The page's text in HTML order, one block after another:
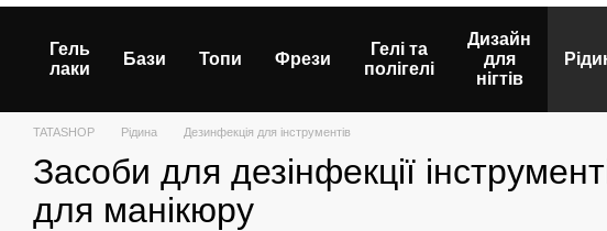
Гель
лаки
Бази Топи Фрези
Гелі та
полігелі
Дизайн
для
нігтів
TATASHOP Рідина Дезинфекція для інструментів
Засоби для дезінфекції
для манікюру